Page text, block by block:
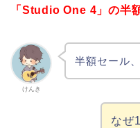
「Studio One 4」の半
けんき
半額セール、
なぜ